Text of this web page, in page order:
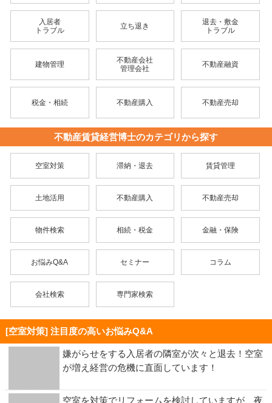
入居者
トラブル
立ち退き
退去・敷金
トラブル
建物管理
不動産会社
管理会社
不動産融資
税金・相続 不動産購入 不動産売却
不動産賃貸経営博士のカテゴリから探す
空室対策 滞納・退去 賃貸管理
土地活用 不動産購入 不動産売却
物件検索 相続・税金 金融・保険
お悩みQ&A セミナー コラム
会社検索 専門家検索
[空室対策] 注目度の高いお悩みQ&A
嫌がらせをする入居者の隣室が次々と退去！空室
が増え経営の危機に直面しています！
空室を対策でリフォームを検討していますが、夜